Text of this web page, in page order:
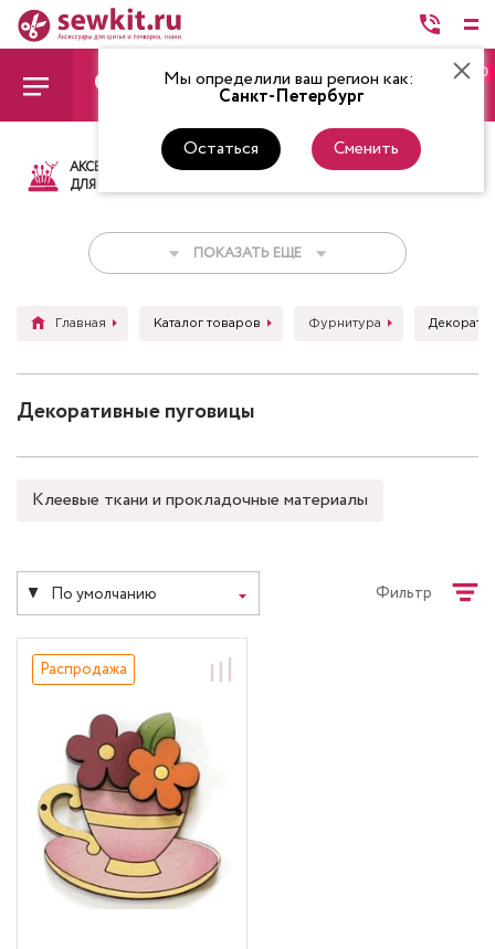
Мы определили ваш регион как:
Санкт-Петербург
Остаться Сменить
0
АКСЕССУАРЫ
ДЛЯ ШИТЬЯ
ТКАНИ НИТКИ
ПОКАЗАТЬ ЕЩЕ
Главная Каталог товаров Фурнитура
Декоративные пуговицы
Клеевые ткани и прокладочные материалы
По умолчанию Фильтр
Распродажа